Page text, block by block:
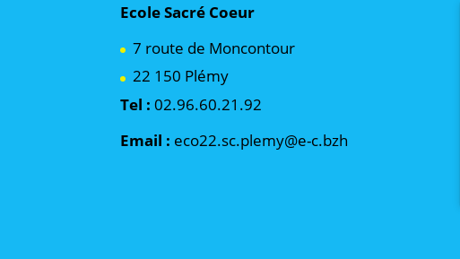
Ecole Sacré Coeur
7 route de Moncontour
22 150 Plémy
Tel : 02.96.60.21.92
Email : eco22.sc.plemy@e-c.bzh